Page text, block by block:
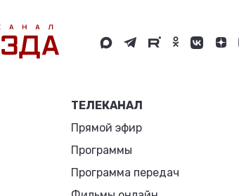
ТЕЛЕКАНАЛ
Прямой эфир
Программы
Программа передач